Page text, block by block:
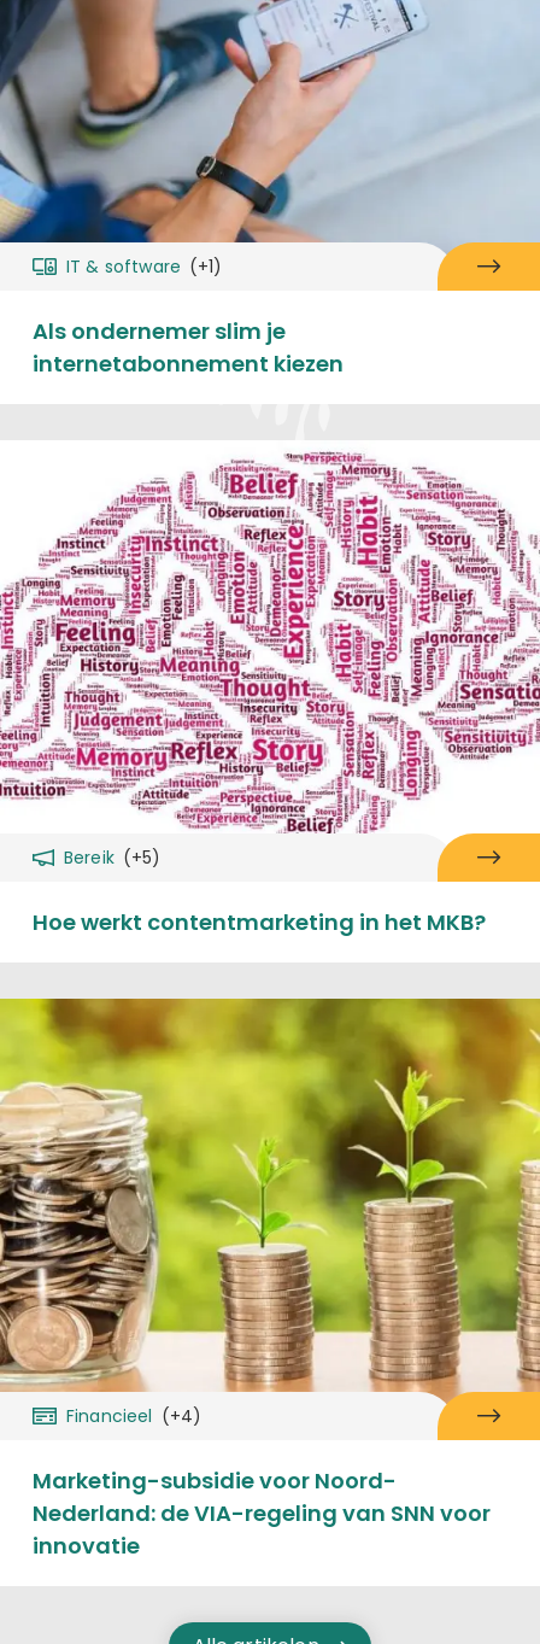
IT & software (+1)
Als ondernemer slim je
internetabonnement kiezen
Bereik (+5)
Hoe werkt contentmarketing in het MKB?
Financieel (+4)
Marketing-subsidie voor Noord-
Nederland: de VIA-regeling van SNN voor
innovatie